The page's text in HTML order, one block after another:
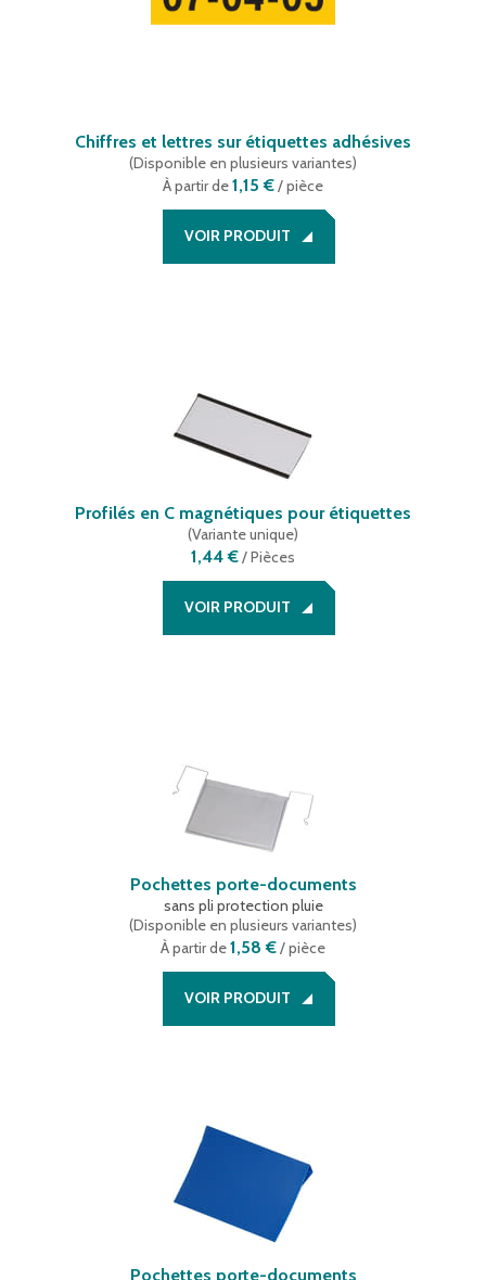
Chiffres et lettres sur étiquettes adhésives
(Disponible en plusieurs variantes)
À partir de1,15 €/ pièce
VOIR PRODUIT
Profilés en C magnétiques pour étiquettes
(Variante unique)
1,44 €/Pièces
VOIR PRODUIT
Pochettes porte-documents
sans pli protection pluie
(Disponible en plusieurs variantes)
À partir de1,58 €/ pièce
VOIR PRODUIT
Pochettes porte-documents